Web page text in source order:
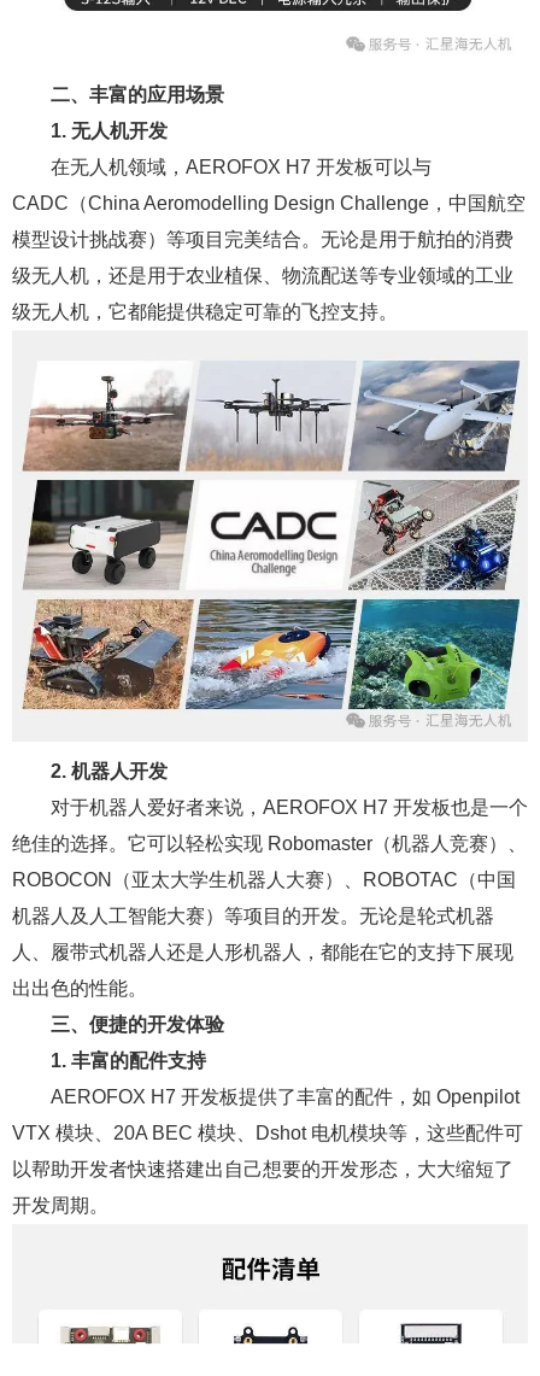
二、丰富的应用场景
1. 无人机开发
在无人机领域，AEROFOX H7 开发板可以与
CADC（China Aeromodelling Design Challenge，中国航空
模型设计挑战赛）等项目完美结合。无论是用于航拍的消费
级无人机，还是用于农业植保、物流配送等专业领域的工业
级无人机，它都能提供稳定可靠的飞控支持。
2. 机器人开发
对于机器人爱好者来说，AEROFOX H7 开发板也是一个
绝佳的选择。它可以轻松实现 Robomaster（机器人竞赛）、
ROBOCON（亚太大学生机器人大赛）、ROBOTAC（中国
机器人及人工智能大赛）等项目的开发。无论是轮式机器
人、履带式机器人还是人形机器人，都能在它的支持下展现
出出色的性能。
三、便捷的开发体验
1. 丰富的配件支持
AEROFOX H7 开发板提供了丰富的配件，如 Openpilot
VTX 模块、20A BEC 模块、Dshot 电机模块等，这些配件可
以帮助开发者快速搭建出自己想要的开发形态，大大缩短了
开发周期。